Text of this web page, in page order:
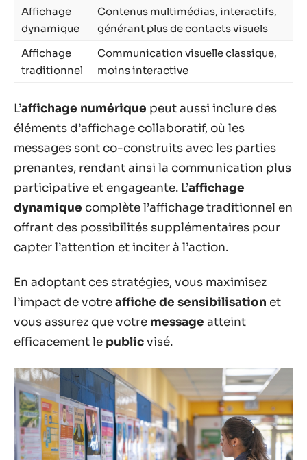
Affichage
dynamique
Contenus multimédias, interactifs,
générant plus de contacts visuels
Affichage
traditionnel
Communication visuelle classique,
moins interactive
L’affichage numérique peut aussi inclure des
éléments d’affichage collaboratif, où les
messages sont co-construits avec les parties
prenantes, rendant ainsi la communication plus
participative et engageante. L’affichage
dynamique complète l’affichage traditionnel en
offrant des possibilités supplémentaires pour
capter l’attention et inciter à l’action.
En adoptant ces stratégies, vous maximisez
l’impact de votreaffiche de sensibilisation et
vous assurez que votre message atteint
efficacement le publicvisé.